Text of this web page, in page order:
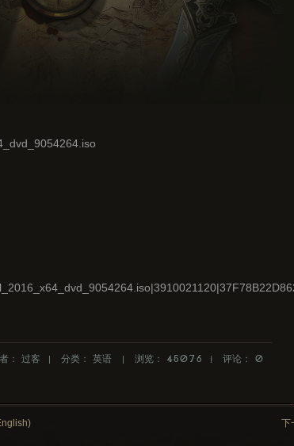
： 过客 分类： 英语 浏览： 45076 评论： 0
下